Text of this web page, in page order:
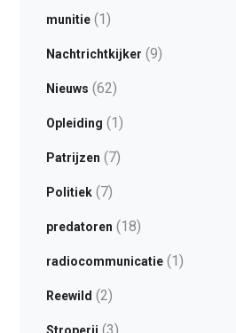
munitie(1)
Nachtrichtkijker (9)
Nieuws (62)
Opleiding (1)
Patrijzen (7)
Politiek(7)
predatoren (18)
radiocommunicatie(1)
Reewild (2)